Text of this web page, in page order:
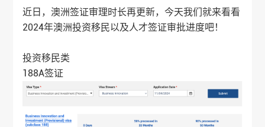
近日，澳洲签证审理时长再更新，今天我们就来看看
2024年澳洲投资移民以及人才签证审批进度吧！
投资移民类
188A签证